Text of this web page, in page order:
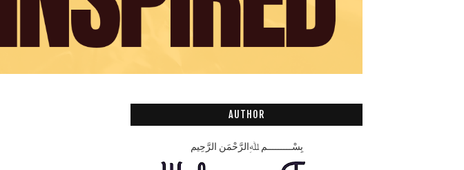
AUTHOR
بِسْـــــــــمِ ﷲِالرَّحْمَنِ الرَّحِيم